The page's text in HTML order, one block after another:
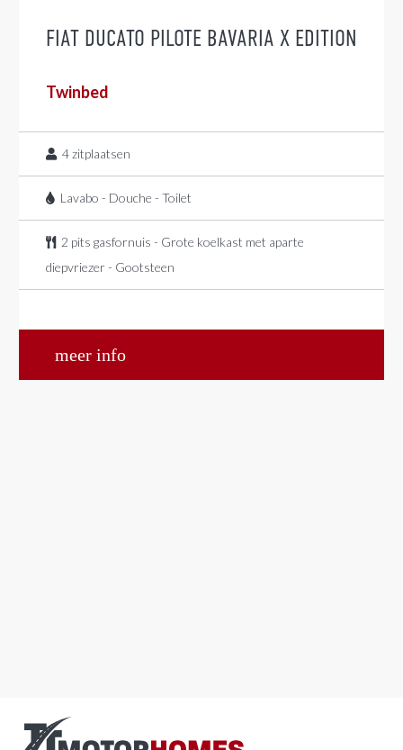
FIAT DUCATO PILOTE BAVARIA X EDITION
Twinbed
4zitplaatsen
Lavabo - Douche - Toilet
2 pits gasfornuis - Grote koelkast met aparte
diepvriezer - Gootsteen
meer info